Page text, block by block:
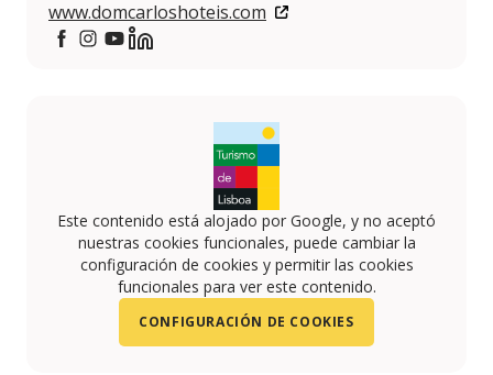
www.domcarloshoteis.com
Este contenido está alojado por Google, y no aceptó
nuestras cookies funcionales, puede cambiar la
configuración de cookies y permitir las cookies
funcionales para ver este contenido.
CONFIGURACIÓN DE COOKIES